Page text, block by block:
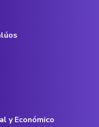
y Económico